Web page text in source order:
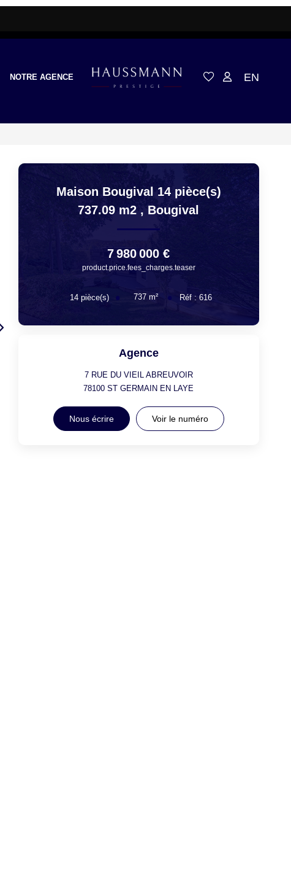
NOTRE AGENCE EN
Maison Bougival 14 pièce(s)
737.09 m2 , Bougival
7 980 000 €
product.price.fees_charges.teaser
14pièce(s) 737m² Réf :616
Agence
7 RUE DU VIEIL ABREUVOIR
78100ST GERMAIN EN LAYE
Nous écrire Voir le numéro